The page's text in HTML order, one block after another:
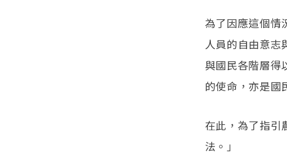
為了因應這個情
人員的自由意志
與國民各階層得
的使命，亦是國
在此，為了指引
法。」